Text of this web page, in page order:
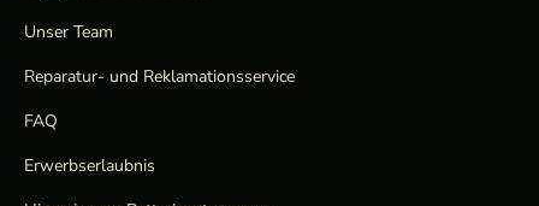
Unser Team
Reparatur- und Reklamationsservice
FAQ
Erwerbserlaubnis